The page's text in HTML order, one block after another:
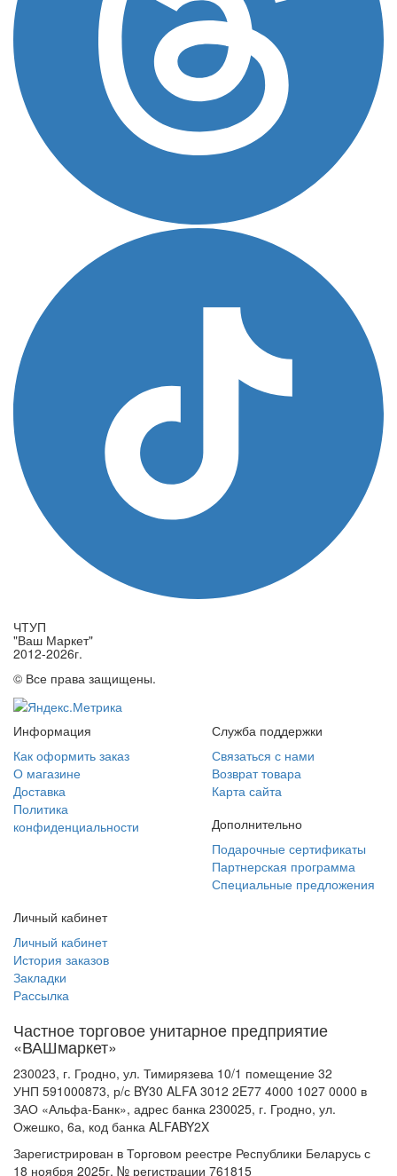
ЧТУП
"Ваш Маркет"
2012-2026г.
© Все права защищены.
Информация
Как оформить заказ
О магазине
Доставка
Политика
конфиденциальности
Служба поддержки
Связаться с нами
Возврат товара
Карта сайта
Дополнительно
Подарочные сертификаты
Партнерская программа
Специальные предложения
Личный кабинет
Личный кабинет
История заказов
Закладки
Рассылка
Частное торговое унитарное предприятие
«ВАШмаркет»
230023, г. Гродно, ул. Тимирязева 10/1 помещение 32
УНП 591000873, р/с BY30 ALFA 3012 2E77 4000 1027 0000 в
ЗАО «Альфа-Банк», адрес банка 230025, г. Гродно, ул.
Ожешко, 6а, код банка ALFABY2X
Зарегистрирован в Торговом реестре Республики Беларусь с
18 ноября 2025г, № регистрации 761815